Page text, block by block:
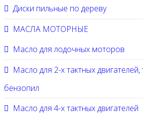
Диски пильные по дереву
МАСЛА МОТОРНЫЕ
Масло для лодочных моторов
Масло для 2-х тактных
бензопил
Масло для 4-х тактных двигателей